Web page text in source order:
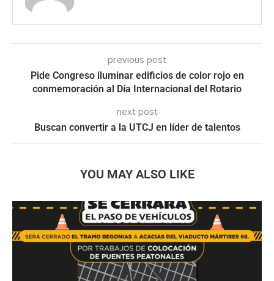
previous post
Pide Congreso iluminar edificios de color rojo en
conmemoración al Día Internacional del Rotario
next post
Buscan convertir a la UTCJ en líder de talentos
YOU MAY ALSO LIKE